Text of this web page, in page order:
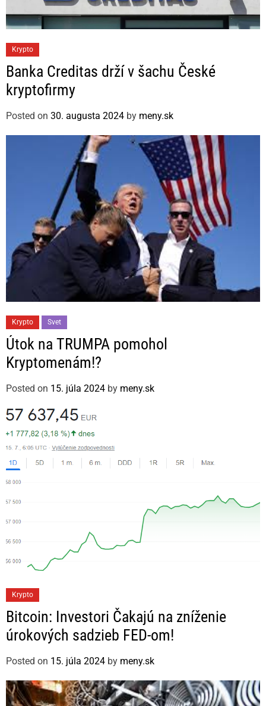
a
t
e
o
r
Krypto
Banka Creditas drží v šachu České
kryptofirmy
Posted on 30. augusta 2024 by meny.sk
a
t
e
o
r
Krypto Svet
Útok na TRUMPA pomohol
Kryptomenám!?
Posted on 15. júla 2024 by meny.sk
a
t
e
o
r
Krypto
Bitcoin: Investori Čakajú na zníženie
úrokových sadzieb FED-om!
Posted on 15. júla 2024 by meny.sk